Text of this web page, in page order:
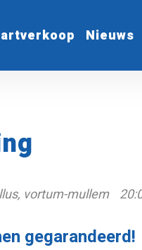
Nieuws
vortum-mullem
gegarandeerd!